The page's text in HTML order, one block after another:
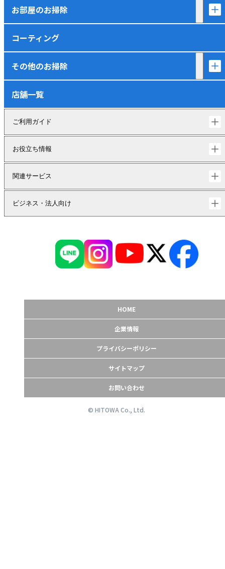
お部屋のお掃除
コーティング
その他のお掃除
店舗一覧
ご利用ガイド
お役立ち情報
関連サービス
ビジネス・法人向け
HOME
企業情報
プライバシーポリシー
サイトマップ
お問い合わせ
© HITOWA Co., Ltd.